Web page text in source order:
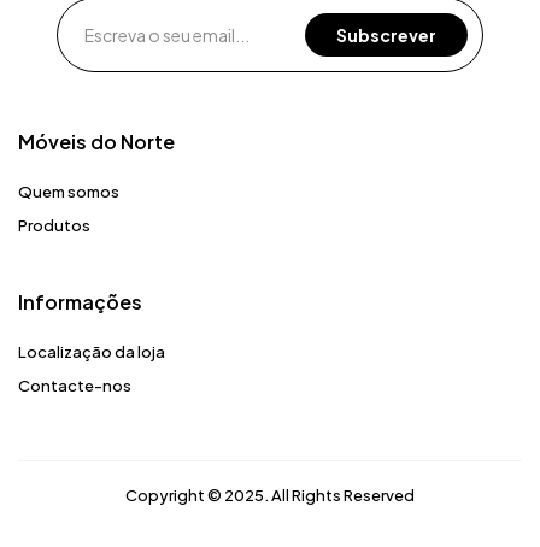
Móveis do Norte​
Quem somos
Produtos
Informações
Localização da loja
Contacte-nos
Copyright © 2025. All Rights Reserved